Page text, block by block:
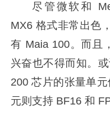
尽管微软和
MX6 格式非常出色
有 Maia 100。而且
兴奋也不得而知。
200 芯片的张量单
元则支持 BF16 和